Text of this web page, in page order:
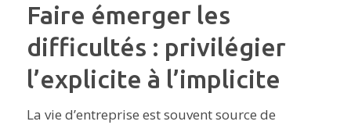
Faire émerger les
difficultés : privilégier
l’explicite à l’implicite
La vie d’entreprise est souvent source de